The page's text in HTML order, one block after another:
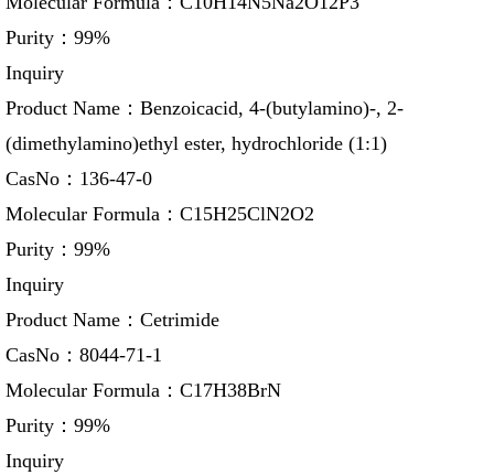
Purity： 99%
Inquiry
Product Name： Benzoicacid, 4-(butylamino)-, 2-
(dimethylamino)ethyl ester, hydrochloride (1:1)
CasNo： 136-47-0
Molecular Formula： C15H25ClN2O2
Purity： 99%
Inquiry
Product Name： Cetrimide
CasNo： 8044-71-1
Molecular Formula： C17H38BrN
Purity： 99%
Inquiry